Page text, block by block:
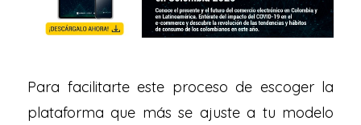
Para facilitarte este proceso de escoger la
plataforma que más se ajuste a tu modelo